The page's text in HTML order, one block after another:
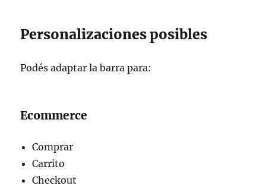
Personalizaciones posibles
Podés adaptar la barra para:
Ecommerce
Comprar
Carrito
Checkout